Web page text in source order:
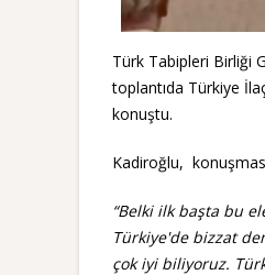
Türk Tabipleri Birliği
toplantıda Türkiye
konuştu.
Kadiroğlu,
“Belki ilk başta bu
Türkiye'de bizzat
çok iyi biliyoruz.